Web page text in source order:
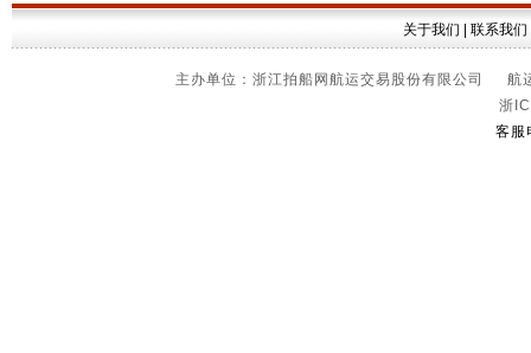
关于我们 联系我们
主办单位：浙江拍船网航运交易股份有限公司
浙
客服